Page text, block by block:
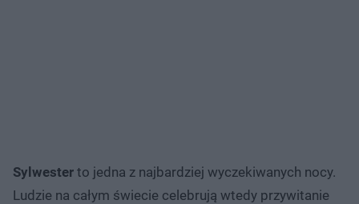
Sylwester to jedna z najbardziej wyczekiwanych nocy.
Ludzie na całym świecie celebrują wtedy przywitanie